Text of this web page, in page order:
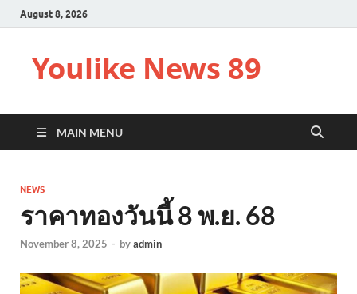
August 8, 2026
Youlike News 89
MAIN MENU
NEWS
ราคาทองวันนี้ 8 พ.ย. 68
November 8, 2025 - byadmin